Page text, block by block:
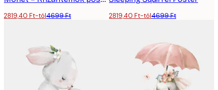
2819,40 Ft-tól4699 Ft 2819,40 Ft-tól4699 Ft